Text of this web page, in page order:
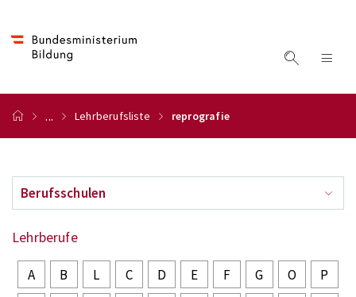
... Lehrberufsliste reprografie
Berufsschulen
Lehrberufe
A B L C D E F G O
P